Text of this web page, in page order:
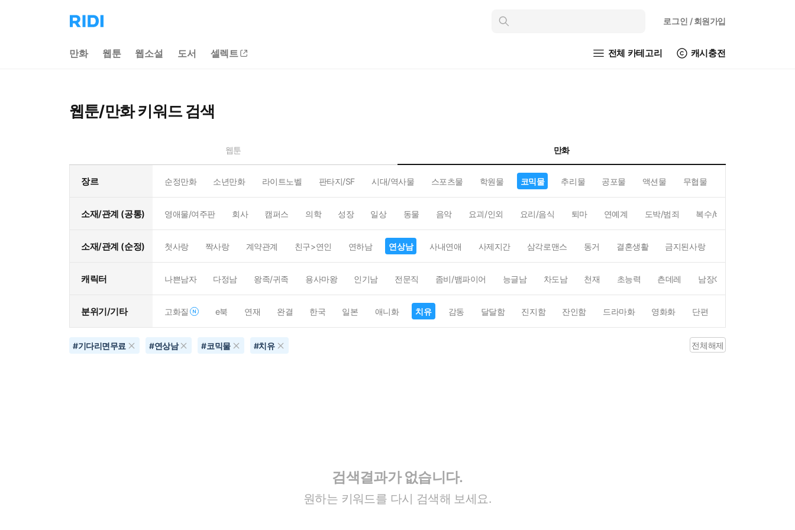
리
디
으
인
로그인 / 회원가입
만화 웹툰 웹소설 도서 셀렉트 전체 카테고리 캐시충전
웹툰/만화 키워드 검색
웹툰 만화
장르 순정만화 소년만화 라이트노벨 판타지/SF 시대/역사물 스포츠물 학원물 코믹물 추리물 공포물 액션물 무협물
소재/관계 (공통) 영애물/여주판 회사 캠퍼스 의학 성장 일상 동물 음악 요괴/인외 요리/음식 퇴마 연예계 도박/범죄 복수/배신
소재/관계 (순정) 첫사랑 짝사랑 계약관계 친구>연인 연하남 연상남 사내연애 사제지간 삼각로맨스 동거 결혼생활 금지된사랑
캐릭터 나쁜남자 다정남 왕족/귀족 용사마왕 인기남 전문직 좀비/뱀파이어 능글남 차도남 천재 초능력 츤데레 남장여자
분위기/기타 고화질 e북 연재 완결 한국 일본 애니화 치유 감동 달달함 진지함 잔인함 드라마화 영화화 단편
#기다리면무료 #연상남 #코믹물 #치유 전체해제
검색결과가 없습니다.
원하는 키워드를 다시 검색해 보세요.